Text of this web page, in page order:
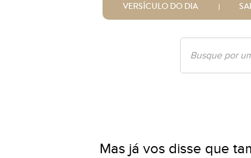
VERSÍCULO DO DIA
Mas já vos disse que